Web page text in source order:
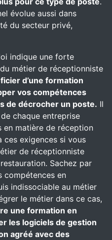
évolue aussi dans
du secteur privé,
indique une forte
métier de réceptionniste
d’une formation
vos compétences
de décrocher un poste. Il
chaque entreprise
en matière de réception
exigences si vous
de réceptionniste
Sachez par
compétences en
indissociable au métier
le métier dans ce cas,
une formation en
les logiciels de gestion
agréé avec des